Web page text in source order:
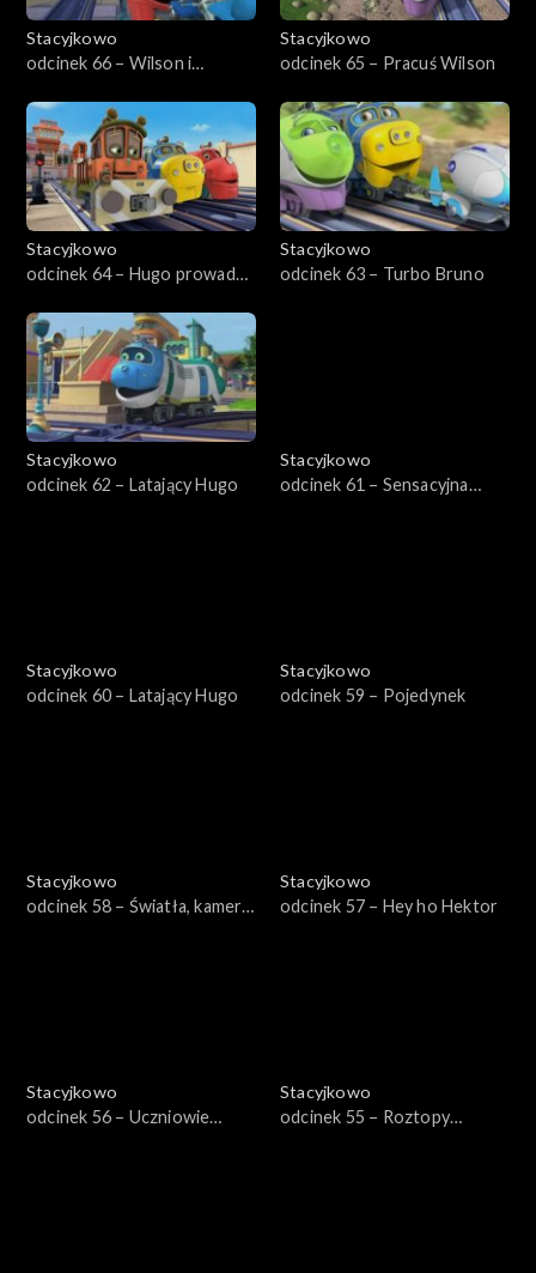
Stacyjkowo
odcinek 66 – Wilson i
Stacyjkowo
odcinek 65 – Pracuś Wilson
Stacyjkowo
odcinek 64 – Hugo prowadzi
Stacyjkowo
odcinek 63 – Turbo Bruno
Stacyjkowo
odcinek 62 – Latający Hugo
Stacyjkowo
odcinek 61 – Sensacyjna
Stacyjkowo
odcinek 60 – Latający Hugo
Stacyjkowo
odcinek 59 – Pojedynek
Stacyjkowo
odcinek 58 – Światła, kamera,
Stacyjkowo
odcinek 57 – Hey ho Hektor
Stacyjkowo
odcinek 56 – Uczniowie
Stacyjkowo
odcinek 55 – Roztopy